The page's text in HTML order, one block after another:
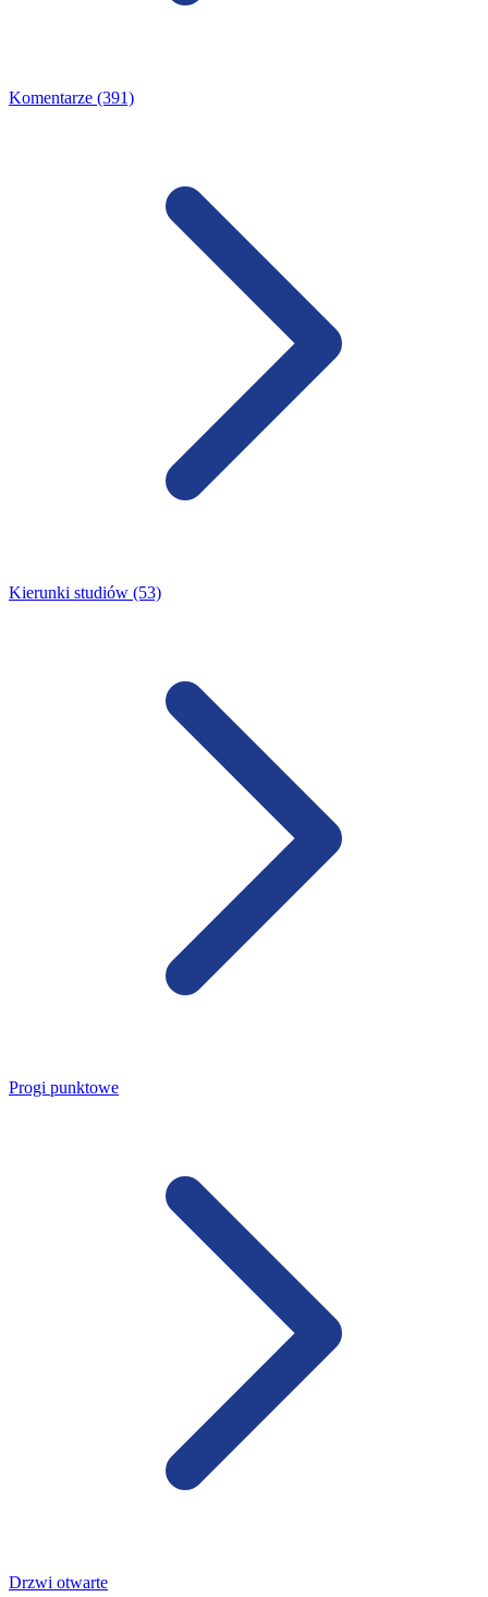
Komentarze (391)
Kierunki studiów (53)
Progi punktowe
Drzwi otwarte